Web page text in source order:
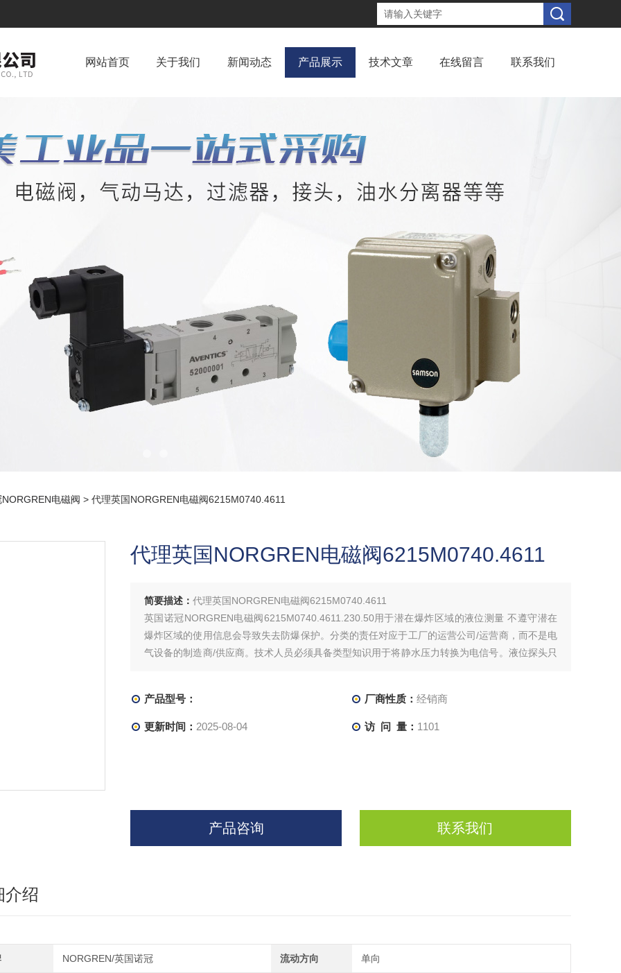
网站首页 关于我们 新闻动态 产品展示 技术文章 在线留言 联系我们
电磁阀 > 代理英国NORGREN电磁阀6215M0740.4611
代理英国NORGREN电磁阀6215M0740.4611
简要描述： 代理英国NORGREN电磁阀6215M0740.4611
英国诺冠NORGREN电磁阀6215M0740.4611.230.50用于潜在爆炸区域的液位测量 不遵守潜在
爆炸区域的使用信息会导致失去防爆保护。分类的责任对应于工厂的运营公司/运营商，而不是电
气设备的制造商/供应商。技术人员必须具备类型知识用于将静水压力转换为电信号。液位探头只
产品型号： 厂商性质： 经销商
更新时间： 2025-08-04 访 问 量： 1101
产品咨询 联系我们
介绍
NORGREN/英国诺冠 流动方向 单向